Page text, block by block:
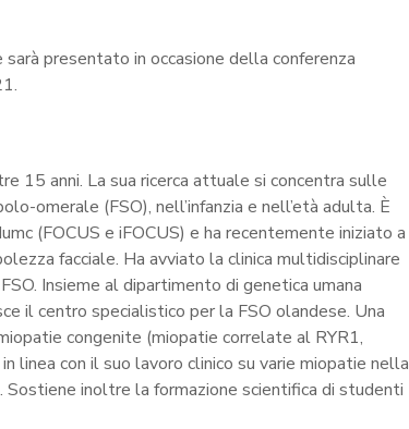
presentato in occasione della conferenza
15 anni. La sua ricerca attuale si concentra sulle
omerale (FSO), nell’infanzia e nell’età adulta. È
(FOCUS e iFOCUS) e ha recentemente iniziato a
facciale. Ha avviato la clinica multidisciplinare
Insieme al dipartimento di genetica umana
il centro specialistico per la FSO olandese. Una
congenite (miopatie correlate al RYR1,
linea con il suo lavoro clinico su varie miopatie nella
Sostiene inoltre la formazione scientifica di studenti